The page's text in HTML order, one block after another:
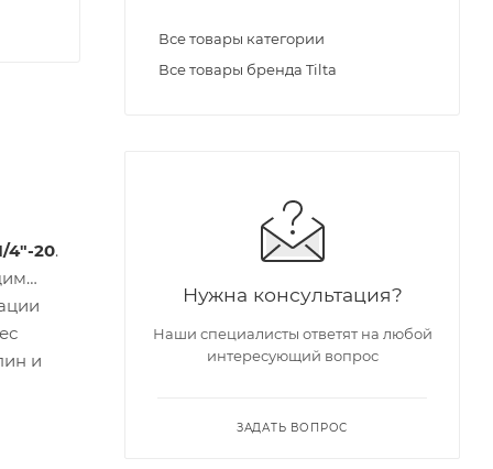
4"-20.
и
Все товары категории
Все товары бренда Tilta
Нужна консультация?
Наши специалисты ответят на любой
интересующий вопрос
ЗАДАТЬ ВОПРОС